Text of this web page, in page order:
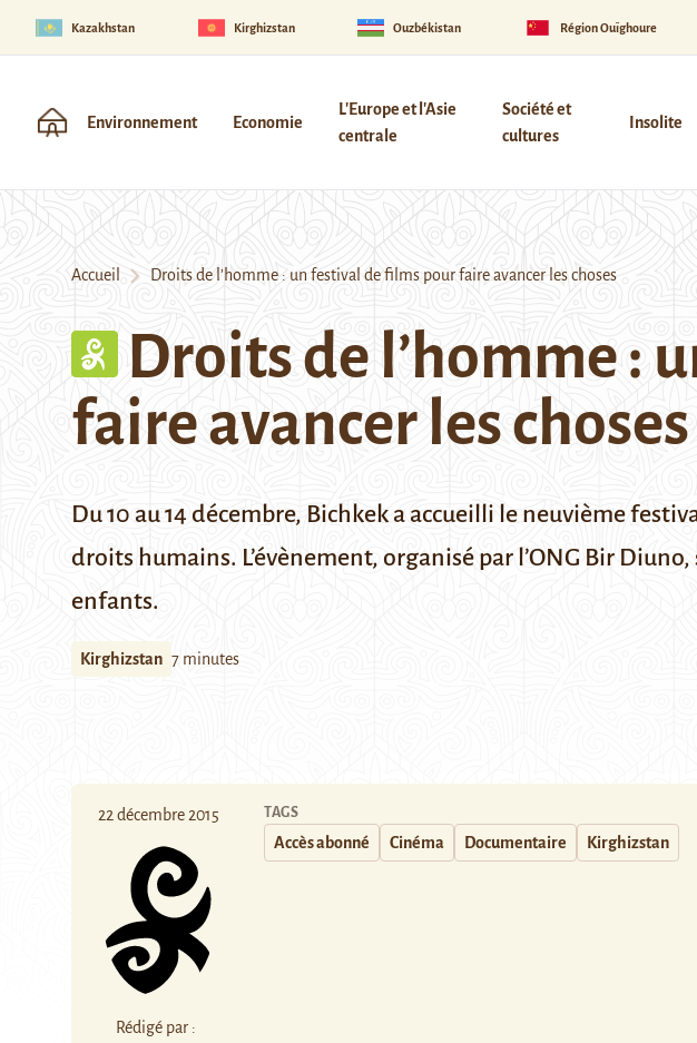
Kazakhstan Kirghizstan Ouzbékistan Région Ouïghoure
Environnement Economie
L'Europe et l'Asie
centrale
Société et
cultures
Insolite
Accueil Droits de l’homme : un festival de films pour faire avancer les choses
Droits de l’homme :
faire avancer les choses
Du 10 au 14 décembre, Bichkek a accueilli le neuvième
droits humains. L’évènement, organisé par l’ONG Bir
enfants.
Kirghizstan 7 minutes
22 décembre 2015
Rédigé par :
TAGS
Accès abonné Cinéma Documentaire Kirghizstan